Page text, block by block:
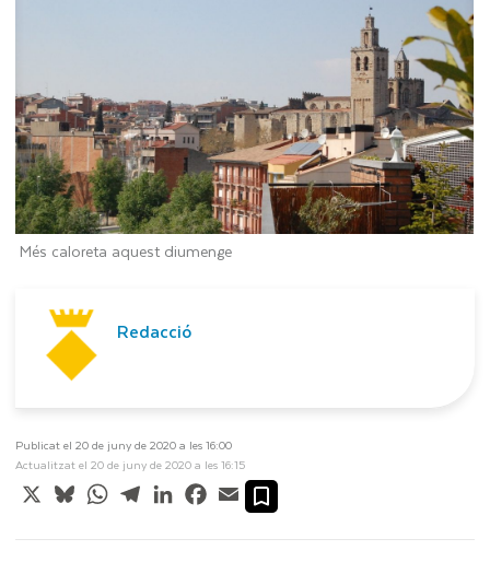
Més caloreta aquest diumenge
Redacció
Publicat el 20 de juny de 2020 a les 16:00
Actualitzat el 20 de juny de 2020 a les 16:15
X BlueskyWhatsApp
TelegramLinkedInFacebook
Email